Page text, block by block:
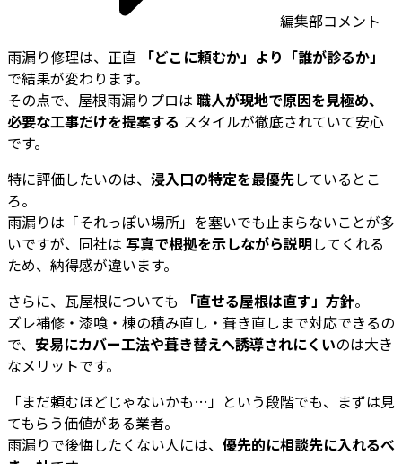
編集部コメント
雨漏り修理は、正直
「どこに頼むか」より「誰が診るか」
で結果が変わります。
その点で、屋根雨漏りプロは 職人が現地で原因を見極め、
必要な工事だけを提案する スタイルが徹底されていて安心
です。
特に評価したいのは、 浸入口の特定を最優先しているとこ
ろ。
雨漏りは「それっぽい場所」を塞いでも止まらないことが多
いですが、同社は 写真で根拠を示しながら説明してくれる
ため、納得感が違います。
さらに、瓦屋根についても
「直せる屋根は直す」方針。
ズレ補修・漆喰・棟の積み直し・葺き直しまで対応できるの
で、 安易にカバー工法や葺き替えへ誘導されにくいのは大き
なメリットです。
「まだ頼むほどじゃないかも…」という段階でも、まずは見
てもらう価値がある業者。
雨漏りで後悔したくない人には、 優先的に相談先に入れるべ